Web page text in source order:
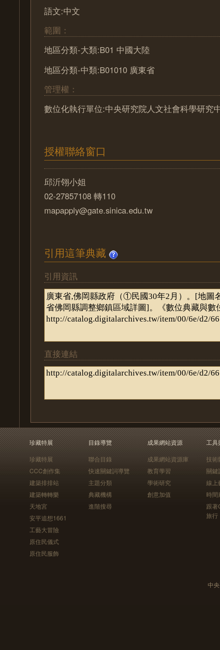
語文:中文
範圍：
地區分類-大類:B01 中國大陸
地區分類-中類:B01010 廣東省
管理權：
數位化執行單位:中央研究院人文社會科學研究
授權聯絡窗口
邱沂翎小姐
02-27857108 轉110
mapapply@gate.sinica.edu.tw
引用這筆典藏
引用資訊
直接連結
珍藏特展
珍藏特展
CCC創作集
建築排排站
建築轉轉樂
天地宮
安平追想1661
工藝大冒險
原住民儀式
原住民服飾
目錄導覽
聯合目錄
快速關鍵詞導覽
主題分類
典藏機構
進階搜尋
成果網站資源
成果網站資源庫
教育學習
學術研究
創意加值
工具
技術
關鍵
線上
時間
跟
旅行
中